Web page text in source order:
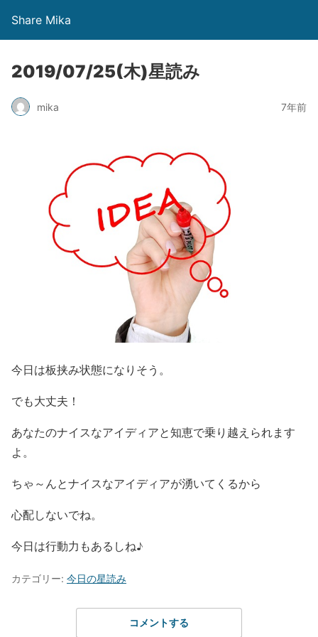
Share Mika
2019/07/25(木)星読み
mika 7年前
今日は板挟み状態になりそう。
でも大丈夫！
あなたのナイスなアイディアと知恵で乗り越えられます
よ。
ちゃ～んとナイスなアイディアが湧いてくるから
心配しないでね。
今日は行動力もあるしね♪
カテゴリー: 今日の星読み
コメントする